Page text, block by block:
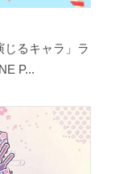
じるキャラ」ラ
P...